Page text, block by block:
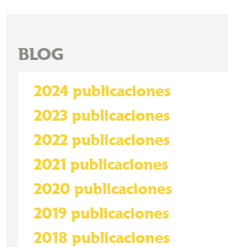
BLOG
2024 publicaciones
2023 publicaciones
2022 publicaciones
2021 publicaciones
2020 publicaciones
2019 publicaciones
2018 publicaciones